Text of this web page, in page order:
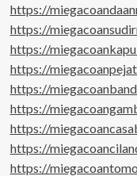
https://
https://
https://
https://
https://
https://
https://
https://
https://